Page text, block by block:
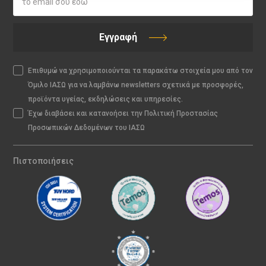
Εγγραφή
Επιθυμώ να χρησιμοποιούνται τα παρακάτω στοιχεία μου από τον
Όμιλο ΙΑΣΩ για να λαμβάνω newsletters σχετικά με προσφορές,
προϊόντα υγείας, εκδηλώσεις και υπηρεσίες.
Έχω διαβάσει και κατανοήσει την Πολιτική Προστασίας
Προσωπικών Δεδομένων του ΙΑΣΩ
Πιστοποιήσεις